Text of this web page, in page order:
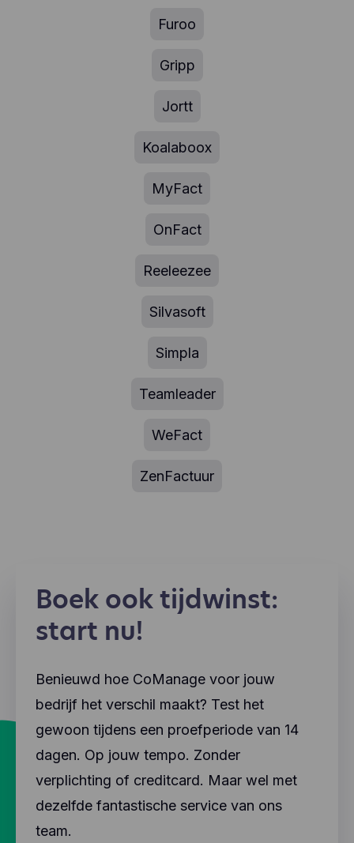
Furoo
Gripp
Jortt
Koalaboox
MyFact
OnFact
Reeleezee
Silvasoft
Simpla
Teamleader
WeFact
ZenFactuur
Boek ook tijdwinst:
start nu!
Benieuwd hoe CoManage voor jouw
bedrijf het verschil maakt? Test het
gewoon tijdens een proefperiode van 14
dagen. Op jouw tempo. Zonder
verplichting of creditcard. Maar wel met
dezelfde fantastische service van ons
team.